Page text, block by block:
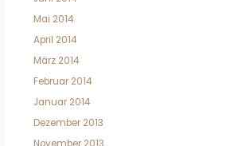
Mai 2014
April 2014
März 2014
Februar 2014
Januar 2014
Dezember 2013